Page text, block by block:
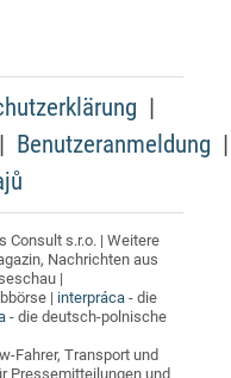
Benutzeranmeldung
Consult s.r.o. | Weitere
Nachrichten aus
|
| interpráca- die
- die deutsch-polnische
Fahrer, Transport und
Pressemitteilungen und